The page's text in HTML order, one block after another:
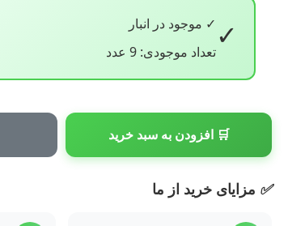
✓ ✓ موجود در انبار
تعداد موجودی: 9 عدد
🛒 افزودن به سبد خرید
✅ مزایای خرید از ما